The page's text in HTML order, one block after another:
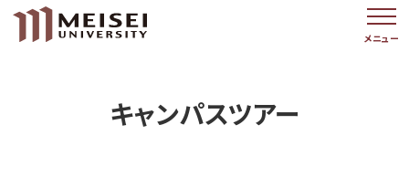
メニュー
キャンパスツアー